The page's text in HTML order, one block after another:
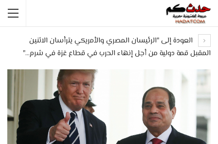
العودة إلى "الرئيسان المصري والأمريكي يترأسان الاثنين
المقبل قمة دولية من أجل إنهاء الحرب في قطاع غزة في شرم…"